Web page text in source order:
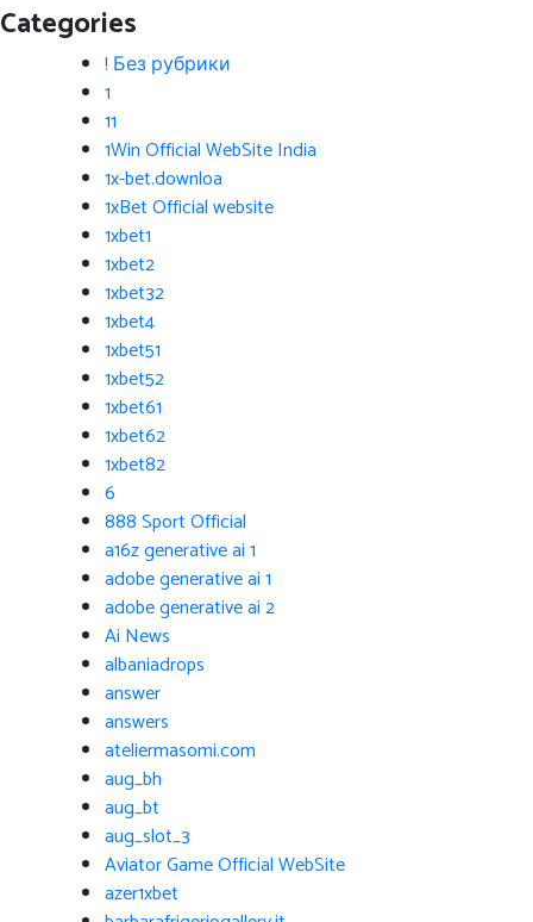
Categories
! Без рубрики
1
11
1Win Official WebSite India
1x-bet.downloa
1xBet Official website
1xbet1
1xbet2
1xbet32
1xbet4
1xbet51
1xbet52
1xbet61
1xbet62
1xbet82
6
888 Sport Official
a16z generative ai 1
adobe generative ai 1
adobe generative ai 2
Ai News
albaniadrops
answer
answers
ateliermasomi.com
aug_bh
aug_bt
aug_slot_3
Aviator Game Official WebSite
azer1xbet